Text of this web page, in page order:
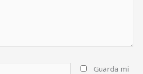
Guarda mi